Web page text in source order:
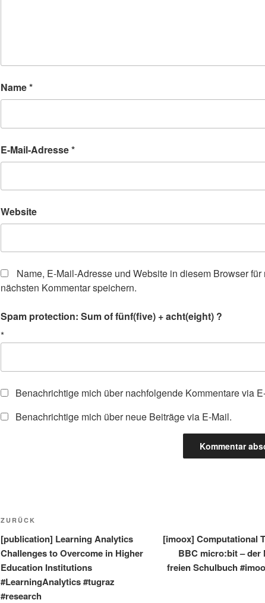
Name*
E-Mail-Adresse*
Website
Name, E-Mail-Adresse und Website in diesem Browser für
nächsten Kommentar speichern.
Spam protection: Sum of fünf(five) + acht(eight) ?
*
Benachrichtige mich über nachfolgende Kommentare via
Benachrichtige mich über neue Beiträge via E-Mail.
Beitragsnavigation
Vorheriger
Beitrag
ZURÜCK
[publication] Learning Analytics
Challenges to Overcome in Higher
Education Institutions
#LearningAnalytics #tugraz
#research
[imoox] Computational
BBC micro:bit – der
freien Schulbuch